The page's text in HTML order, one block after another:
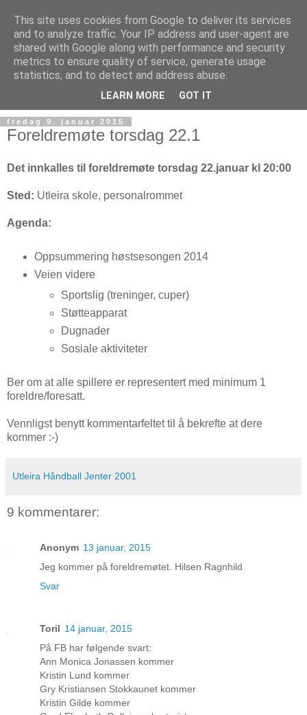
fredag 9. januar 2015
Foreldremøte torsdag 22.1
Det innkalles til foreldremøte torsdag 22.januar kl 20:00
Sted: Utleira skole, personalrommet
Agenda:
Oppsummering høstsesongen 2014
Veien videre
Sportslig (treninger, cuper)
Støtteapparat
Dugnader
Sosiale aktiviteter
Ber om at alle spillere er representert med minimum 1
foreldre/foresatt.
Vennligst benytt kommentarfeltet til å bekrefte at dere
kommer :-)
Utleira Håndball Jenter 2001
9 kommentarer:
Anonym 13 januar, 2015
Jeg kommer på foreldremøtet. Hilsen Ragnhild
Svar
Toril 14 januar, 2015
På FB har følgende svart:
Ann Monica Jonassen kommer
Kristin Lund kommer
Gry Kristiansen Stokkaunet kommer
Kristin Gilde kommer
This site uses cookies from Google to deliver its services
and to analyze traffic. Your IP address and user-agent are
shared with Google along with performance and security
metrics to ensure quality of service, generate usage
statistics, and to detect and address abuse.
LEARN MORE GOT IT